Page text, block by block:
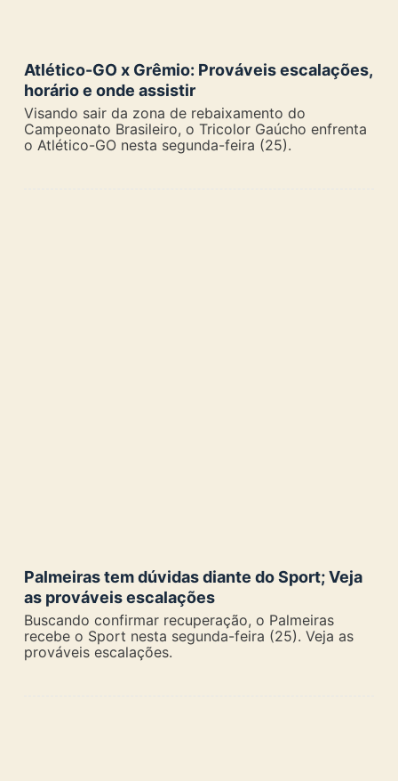
Atlético-GO x Grêmio: Prováveis escalações,
horário e onde assistir
Visando sair da zona de rebaixamento do
Campeonato Brasileiro, o Tricolor Gaúcho enfrenta
o Atlético-GO nesta segunda-feira (25).
Palmeiras tem dúvidas diante do Sport; Veja
as prováveis escalações
Buscando confirmar recuperação, o Palmeiras
recebe o Sport nesta segunda-feira (25). Veja as
prováveis escalações.